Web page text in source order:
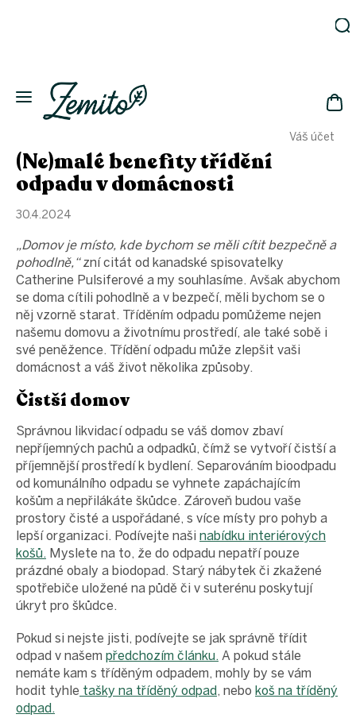
Váš účet
Eko
domácnost
Kosmetika
Eko
láhve
Akce
a ušetři
Novinky
Vánoce
Přihlášení
(Ne)malé benefity třídění
odpadu v domácnosti
30.4.2024
„Domov je místo, kde bychom se měli cítit bezpečně a
pohodlně,“zní citát od kanadské spisovatelky
Catherine Pulsiferové a my souhlasíme. Avšak abychom
se doma cítili pohodlně a v bezpečí, měli bychom se o
něj vzorně starat. Tříděním odpadu pomůžeme nejen
našemu domovu a životnímu prostředí, ale také sobě i
své peněžence. Třídění odpadu může zlepšit vaši
domácnost a váš život několika způsoby.
Čistší domov
Správnou likvidací odpadu se váš domov zbaví
nepříjemných pachů a odpadků, čímž se vytvoří čistší a
příjemnější prostředí k bydlení. Separováním bioodpadu
od komunálního odpadu se vyhnete zapáchajícím
košům a nepřilákáte škůdce. Zároveň budou vaše
prostory čisté a uspořádané, s více místy pro pohyb a
lepší organizaci. Podívejte naši nabídku interiérových
košů. Myslete na to, že do odpadu nepatří pouze
prázdné obaly a biodopad. Starý nábytek či zkažené
spotřebiče uložené na půdě či v suterénu poskytují
úkryt pro škůdce.
Pokud si nejste jisti, podívejte se jak správně třídit
odpad v našem předchozím článku. A pokud stále
nemáte kam s tříděným odpadem, mohly by se vám
hodit tyhle tašky na tříděný odpad, nebo koš na tříděný
odpad.